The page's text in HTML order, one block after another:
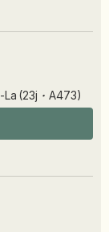
La (23j · A473)